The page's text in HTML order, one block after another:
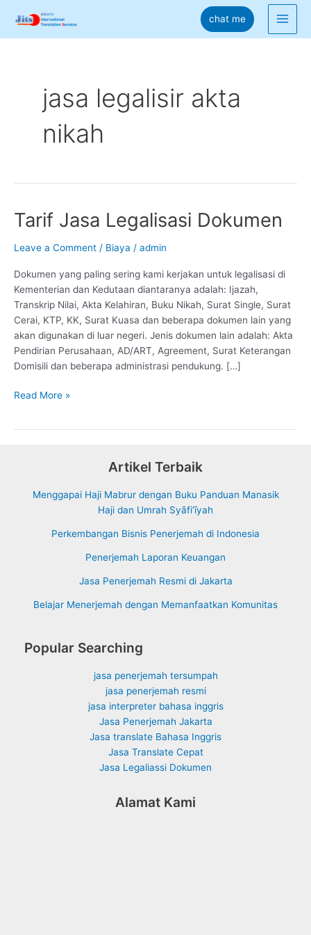
content
chat me
Main
jasa legalisir akta
nikah
Tarif Jasa Legalisasi Dokumen
Leave a Comment / Biaya / admin
Dokumen yang paling sering kami kerjakan untuk legalisasi di
Kementerian dan Kedutaan diantaranya adalah: Ijazah,
Transkrip Nilai, Akta Kelahiran, Buku Nikah, Surat Single, Surat
Cerai, KTP, KK, Surat Kuasa dan beberapa dokumen lain yang
akan digunakan di luar negeri. Jenis dokumen lain adalah: Akta
Pendirian Perusahaan, AD/ART, Agreement, Surat Keterangan
Domisili dan beberapa administrasi pendukung. […]
Tarif
Read More »
Artikel Terbaik
Menggapai Haji Mabrur dengan Buku Panduan Manasik
Haji dan Umrah Syāfi‘īyah
Perkembangan Bisnis Penerjemah di Indonesia
Penerjemah Laporan Keuangan
Jasa Penerjemah Resmi di Jakarta
Belajar Menerjemah dengan Memanfaatkan Komunitas
Popular Searching
jasa penerjemah tersumpah
jasa penerjemah resmi
jasa interpreter bahasa inggris
Jasa Penerjemah Jakarta
Jasa translate Bahasa Inggris
Jasa Translate Cepat
Jasa Legaliassi Dokumen
Alamat Kami